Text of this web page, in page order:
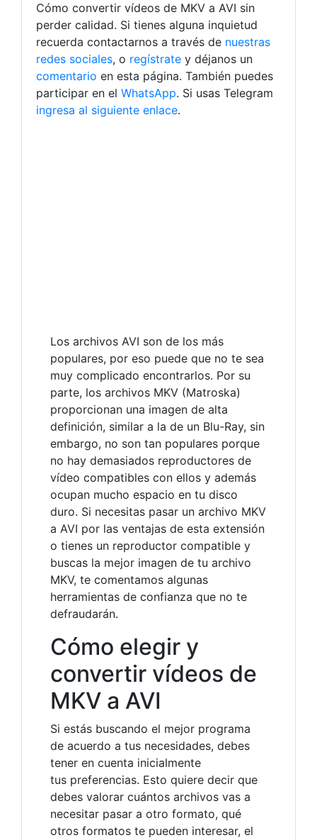
Cómo convertir vídeos de MKV a AVI sin
perder calidad. Si tienes alguna inquietud
recuerda contactarnos a través de nuestras
redes sociales, o regístrate y déjanos un
comentario en esta página. También puedes
participar en el WhatsApp. Si usas Telegram
ingresa al siguiente enlace.
Los archivos AVI son de los más
populares, por eso puede que no te sea
muy complicado encontrarlos. Por su
parte, los archivos MKV (Matroska)
proporcionan una imagen de alta
definición, similar a la de un Blu-Ray, sin
embargo, no son tan populares porque
no hay demasiados reproductores de
vídeo compatibles con ellos y además
ocupan mucho espacio en tu disco
duro. Si necesitas pasar un archivo MKV
a AVI por las ventajas de esta extensión
o tienes un reproductor compatible y
buscas la mejor imagen de tu archivo
MKV, te comentamos algunas
herramientas de confianza que no te
defraudarán.
Cómo elegir y
convertir vídeos de
MKV a AVI
Si estás buscando el mejor programa
de acuerdo a tus necesidades, debes
tener en cuenta inicialmente
tus preferencias. Esto quiere decir que
debes valorar cuántos archivos vas a
necesitar pasar a otro formato, qué
otros formatos te pueden interesar, el